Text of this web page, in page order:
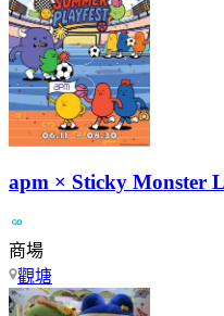
apm × Sticky Monster
商場
觀塘